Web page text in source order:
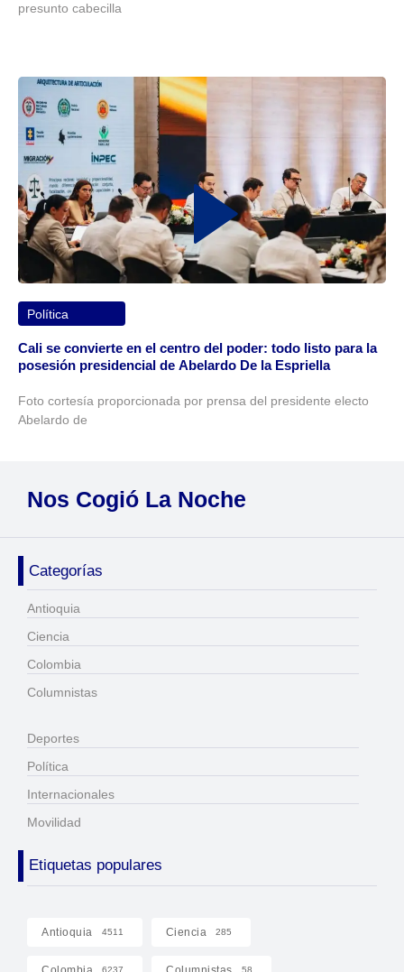
presunto cabecilla
Política
Cali se convierte en el centro del poder: todo listo para la
posesión presidencial de Abelardo De la Espriella
Foto cortesía proporcionada por prensa del presidente electo
Abelardo de
Nos Cogió La Noche
Categorías
Antioquia
Ciencia
Colombia
Columnistas
Deportes
Política
Internacionales
Movilidad
Etiquetas populares
Antioquia 4511 Ciencia 285
6237 58